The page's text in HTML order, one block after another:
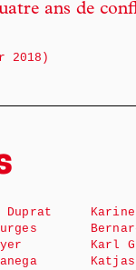
ans de
2018)
Duprat
Karine
Karl